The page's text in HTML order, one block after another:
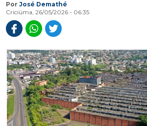
Por José Demathé
Criciúma, 26/05/2026 - 06:35